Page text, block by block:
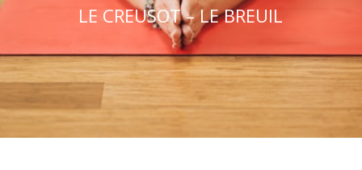
LE CREUSOT – LE BREUIL